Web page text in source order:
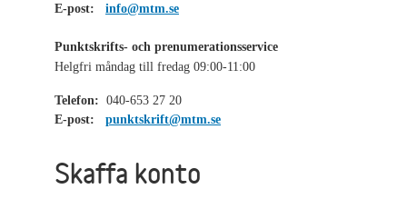
E-post:
info@mtm.se
Punktskrifts- och prenumerationsservice
Helgfri måndag till fredag 09:00-11:00
Telefon: 040-653 27 20
E-post:
punktskrift@mtm.se
Skaffa konto